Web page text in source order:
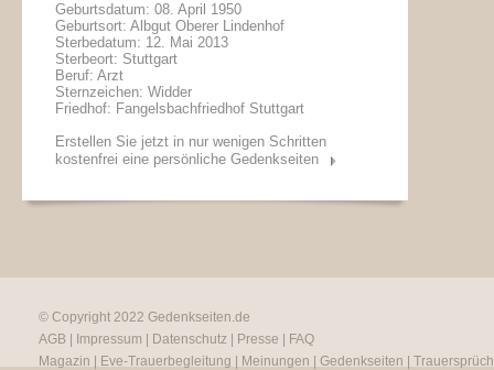
Geburtsdatum: 08. April 1950
Geburtsort: Albgut Oberer Lindenhof
Sterbedatum: 12. Mai 2013
Sterbeort: Stuttgart
Beruf: Arzt
Sternzeichen: Widder
Friedhof: Fangelsbachfriedhof Stuttgart
Erstellen Sie jetzt in nur wenigen Schritten
kostenfrei eine persönliche Gedenkseiten
© Copyright 2022 Gedenkseiten.de
AGB
Impressum Datenschutz Presse
FAQ
Magazin
Eve-Trauerbegleitung Meinungen Gedenkseiten